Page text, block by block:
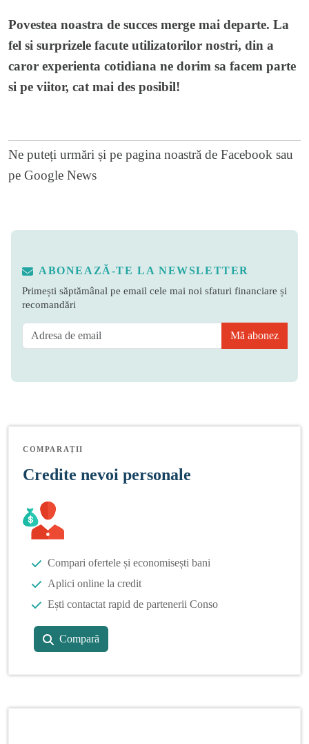
Povestea noastra de succes merge mai departe. La
fel si surprizele facute utilizatorilor nostri, din a
caror experienta cotidiana ne dorim sa facem parte
si pe viitor, cat mai des posibil!
Ne puteți urmări și pe pagina noastră de Facebook sau
pe Google News
ABONEAZĂ-TE LA NEWSLETTER
Primești săptămânal pe email cele mai noi sfaturi financiare și
recomandări
Mă abonez
COMPARAȚII
Credite nevoi personale
Compari ofertele și economisești bani
Aplici online la credit
Ești contactat rapid de partenerii Conso
Compară